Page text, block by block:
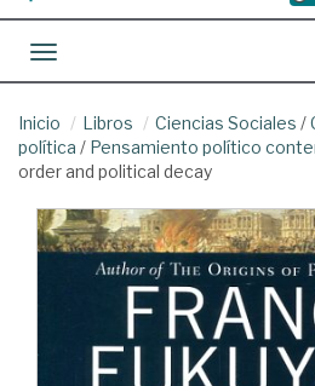
Toggle navigation
Inicio Libros Ciencias Sociales /
política / Pensamiento político
order and political decay